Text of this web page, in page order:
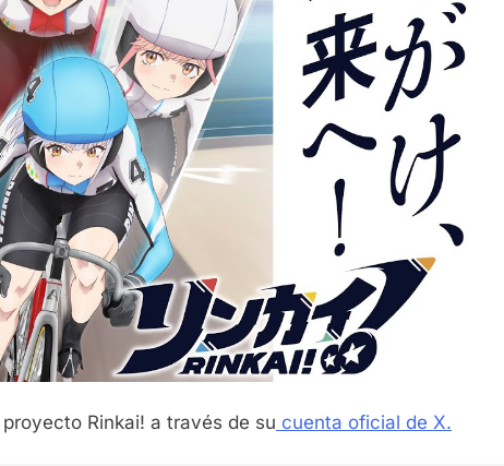
Rinkai! a través de su cuenta oficial de X.